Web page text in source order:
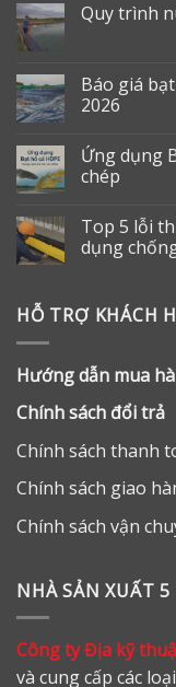
Quy trình
Báo giá
2026
Ứng dụng
chép
Top 5 lỗi
dụng
HỖ TRỢ KHÁCH
Hướng dẫn mua
Chính sách đổi trả
Chính sách thanh
Chính sách giao
Chính sách vận
NHÀ SẢN XUẤT 5
Công ty Địa kỹ
và cung cấp các